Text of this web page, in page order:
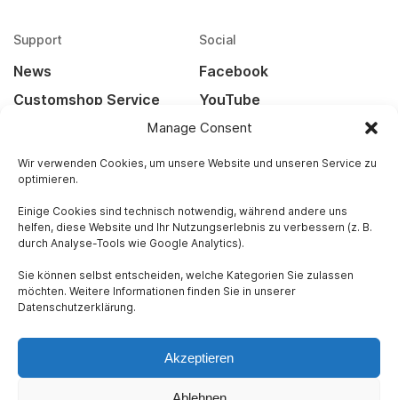
Manage Consent
Wir verwenden Cookies, um unsere Website und unseren Service zu
optimieren.
Einige Cookies sind technisch notwendig, während andere uns
helfen, diese Website und Ihr Nutzungserlebnis zu verbessern (z. B.
durch Analyse-Tools wie Google Analytics).
Sie können selbst entscheiden, welche Kategorien Sie zulassen
möchten. Weitere Informationen finden Sie in unserer
Datenschutzerklärung.
Akzeptieren
Support
News
Customshop Service
Widerrufsbelehrung
Versandarten
Social
Facebook
YouTube
Instagram
Rechtliches
Datenschutz